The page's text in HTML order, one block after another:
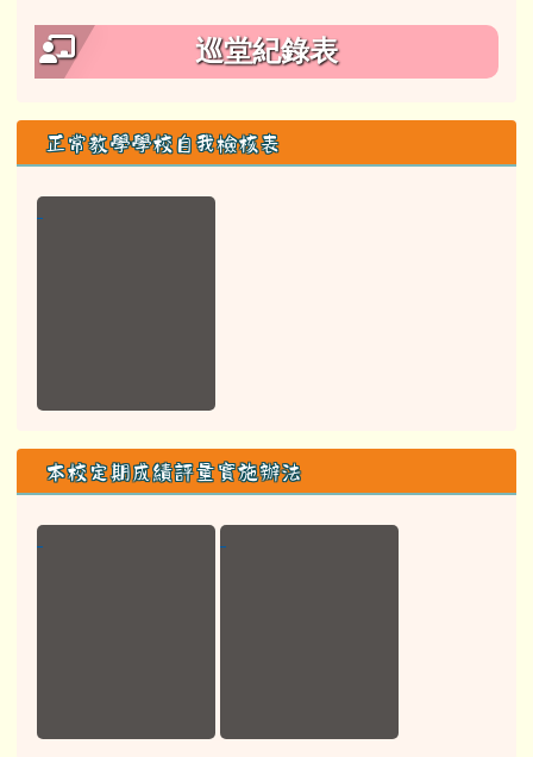
巡堂紀錄表
正常教學學校自我檢核表
本校定期成績評量實施辦法